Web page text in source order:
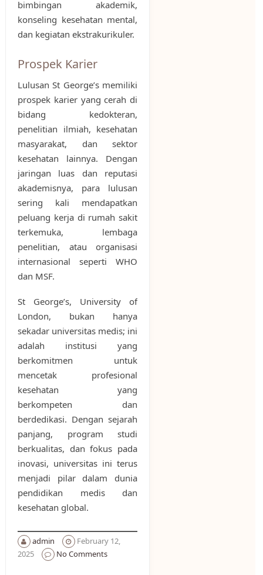
bimbingan akademik,
konseling kesehatan mental,
dan kegiatan ekstrakurikuler.
Prospek Karier
Lulusan St George’s memiliki
prospek karier yang cerah di
bidang kedokteran,
penelitian ilmiah, kesehatan
masyarakat, dan sektor
kesehatan lainnya. Dengan
jaringan luas dan reputasi
akademisnya, para lulusan
sering kali mendapatkan
peluang kerja di rumah sakit
terkemuka, lembaga
penelitian, atau organisasi
internasional seperti WHO
dan MSF.
St George’s, University of
London, bukan hanya
sekadar universitas medis; ini
adalah institusi yang
berkomitmen untuk
mencetak profesional
kesehatan yang
berkompeten dan
berdedikasi. Dengan sejarah
panjang, program studi
berkualitas, dan fokus pada
inovasi, universitas ini terus
menjadi pilar dalam dunia
pendidikan medis dan
kesehatan global.
admin
February 12,
2025
No Comments